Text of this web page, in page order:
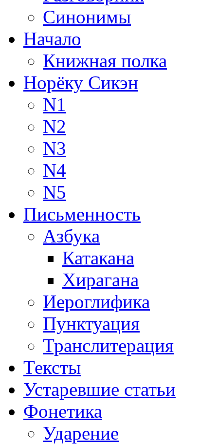
Синонимы
Начало
Книжная полка
Норёку Сикэн
N1
N2
N3
N4
N5
Письменность
Азбука
Катакана
Хирагана
Иероглифика
Пунктуация
Транслитерация
Тексты
Устаревшие статьи
Фонетика
Ударение